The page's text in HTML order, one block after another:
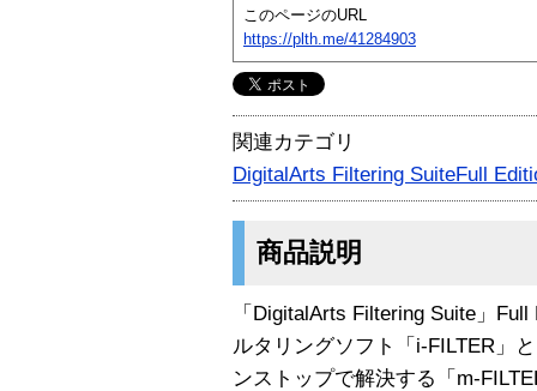
このページのURL
https://plth.me/41284903
関連カテゴリ
DigitalArts Filtering SuiteFull
商品説明
「DigitalArts Filtering Suite」
ルタリングソフト「i-FILTER」
ンストップで解決する「m-